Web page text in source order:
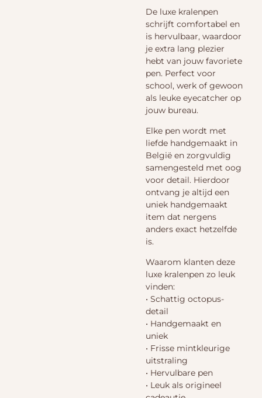
De luxe kralenpen
schrijft comfortabel en
is hervulbaar, waardoor
je extra lang plezier
hebt van jouw favoriete
pen. Perfect voor
school, werk of gewoon
als leuke eyecatcher op
jouw bureau.
Elke pen wordt met
liefde handgemaakt in
België en zorgvuldig
samengesteld met oog
voor detail. Hierdoor
ontvang je altijd een
uniek handgemaakt
item dat nergens
anders exact hetzelfde
is.
Waarom klanten deze
luxe kralenpen zo leuk
vinden:
• Schattig octopus-
detail
• Handgemaakt en
uniek
• Frisse mintkleurige
uitstraling
• Hervulbare pen
• Leuk als origineel